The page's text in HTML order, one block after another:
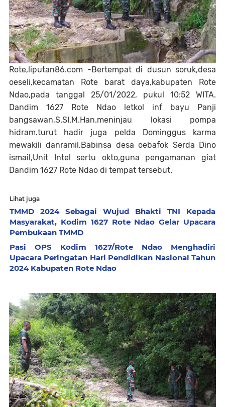
Rote,liputan86.com -Bertempat di dusun soruk,desa
oeseli,kecamatan Rote barat daya,kabupaten Rote
Ndao,pada tanggal 25/01/2022, pukul 10:52 WITA.
Dandim 1627 Rote Ndao letkol inf bayu Panji
bangsawan,S.SI.M.Han.meninjau lokasi pompa
hidram.turut hadir juga pelda Dominggus karma
mewakili danramil,Babinsa desa oebafok Serda Dino
ismail,Unit Intel sertu okto,guna pengamanan giat
Dandim 1627 Rote Ndao di tempat tersebut.
Lihat juga
TMMD 2024 Sebagai Wujud Bhakti TNI Kepada
Masyarakat, Kodim 1627 Rote Ndao Gelar Upacara
Pembukaan TMMD
Pasi OPS Kodim 1627/Rote Ndao Menghadiri
Upacara Peringatan Hari Pendidikan Nasional Tahun
2024 Kabupaten Rote Ndao